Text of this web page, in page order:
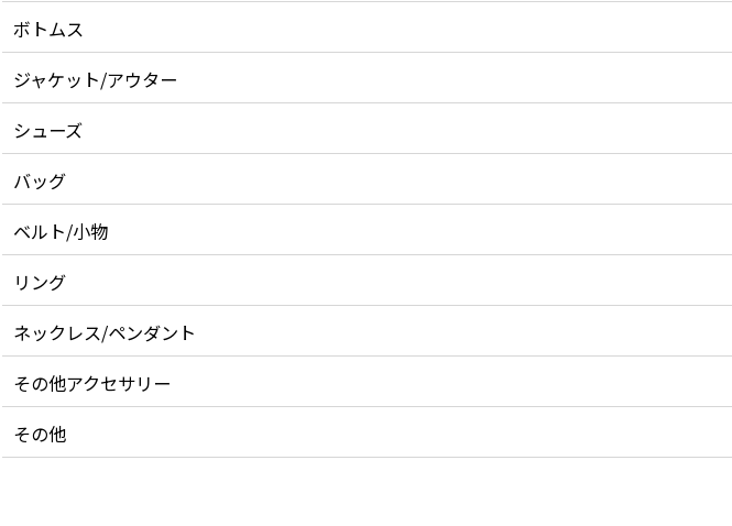
ボトムス
ジャケット/アウター
シューズ
バッグ
ベルト/小物
リング
ネックレス/ペンダント
その他アクセサリー
その他